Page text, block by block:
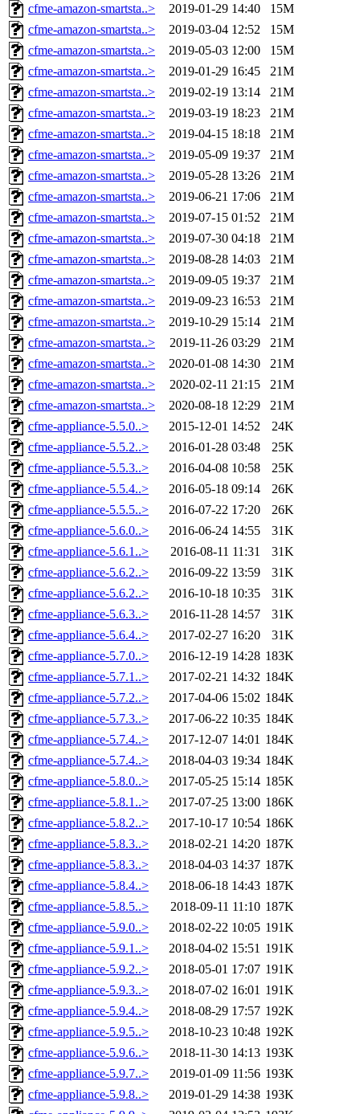
cfme-amazon-smartsta..>
2019-01-29 14:40
15M
cfme-amazon-smartsta..>
2019-03-04 12:52
15M
cfme-amazon-smartsta..>
2019-05-03 12:00
15M
cfme-amazon-smartsta..>
2019-01-29 16:45
21M
cfme-amazon-smartsta..>
2019-02-19 13:14
21M
cfme-amazon-smartsta..>
2019-03-19 18:23
21M
cfme-amazon-smartsta..>
2019-04-15 18:18
21M
cfme-amazon-smartsta..>
2019-05-09 19:37
21M
cfme-amazon-smartsta..>
2019-05-28 13:26
21M
cfme-amazon-smartsta..>
2019-06-21 17:06
21M
cfme-amazon-smartsta..>
2019-07-15 01:52
21M
cfme-amazon-smartsta..>
2019-07-30 04:18
21M
cfme-amazon-smartsta..>
2019-08-28 14:03
21M
cfme-amazon-smartsta..>
2019-09-05 19:37
21M
cfme-amazon-smartsta..>
2019-09-23 16:53
21M
cfme-amazon-smartsta..>
2019-10-29 15:14
21M
cfme-amazon-smartsta..>
2019-11-26 03:29
21M
cfme-amazon-smartsta..>
2020-01-08 14:30
21M
cfme-amazon-smartsta..>
2020-02-11 21:15
21M
cfme-amazon-smartsta..>
2020-08-18 12:29
21M
cfme-appliance-5.5.0..>
2015-12-01 14:52
24K
cfme-appliance-5.5.2..>
2016-01-28 03:48
25K
cfme-appliance-5.5.3..>
2016-04-08 10:58
25K
cfme-appliance-5.5.4..>
2016-05-18 09:14
26K
cfme-appliance-5.5.5..>
2016-07-22 17:20
26K
cfme-appliance-5.6.0..>
2016-06-24 14:55
31K
cfme-appliance-5.6.1..>
2016-08-11 11:31
31K
cfme-appliance-5.6.2..>
2016-09-22 13:59
31K
cfme-appliance-5.6.2..>
2016-10-18 10:35
31K
cfme-appliance-5.6.3..>
2016-11-28 14:57
31K
cfme-appliance-5.6.4..>
2017-02-27 16:20
31K
cfme-appliance-5.7.0..>
2016-12-19 14:28 183K
cfme-appliance-5.7.1..>
2017-02-21 14:32 184K
cfme-appliance-5.7.2..>
2017-04-06 15:02 184K
cfme-appliance-5.7.3..>
2017-06-22 10:35 184K
cfme-appliance-5.7.4..>
2017-12-07 14:01 184K
cfme-appliance-5.7.4..>
2018-04-03 19:34 184K
cfme-appliance-5.8.0..>
2017-05-25 15:14 185K
cfme-appliance-5.8.1..>
2017-07-25 13:00 186K
cfme-appliance-5.8.2..>
2017-10-17 10:54 186K
cfme-appliance-5.8.3..>
2018-02-21 14:20 187K
cfme-appliance-5.8.3..>
2018-04-03 14:37 187K
cfme-appliance-5.8.4..>
2018-06-18 14:43 187K
cfme-appliance-5.8.5..>
2018-09-11 11:10 187K
cfme-appliance-5.9.0..>
2018-02-22 10:05 191K
cfme-appliance-5.9.1..>
2018-04-02 15:51 191K
cfme-appliance-5.9.2..>
2018-05-01 17:07 191K
cfme-appliance-5.9.3..>
2018-07-02 16:01 191K
cfme-appliance-5.9.4..>
2018-08-29 17:57 192K
cfme-appliance-5.9.5..>
2018-10-23 10:48 192K
cfme-appliance-5.9.6..>
2018-11-30 14:13 193K
cfme-appliance-5.9.7..>
2019-01-09 11:56 193K
cfme-appliance-5.9.8..>
2019-01-29 14:38 193K